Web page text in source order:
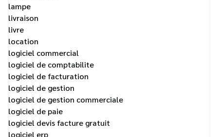
lampe
livraison
livre
location
logiciel commercial
logiciel de comptabilite
logiciel de facturation
logiciel de gestion
logiciel de gestion commerciale
logiciel de paie
logiciel devis facture gratuit
logiciel erp